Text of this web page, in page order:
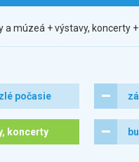
a múzeá + výstavy, koncerty
počasie
koncerty